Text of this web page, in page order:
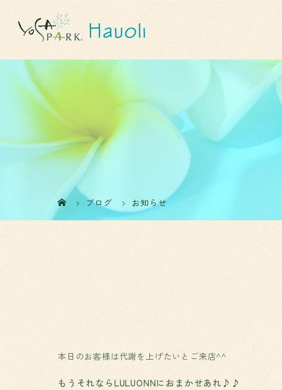
ブログ お知らせ
本日のお客様は代謝を上げたいとご来店^^
もうそれならLULUONNにおまかせあれ♪♪